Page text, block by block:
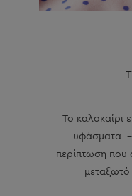
Το καλοκαίρι
υφάσματα -
περίπτωση που